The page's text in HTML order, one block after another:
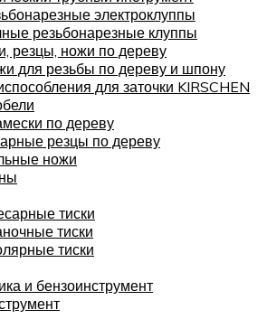
электроклуппы
резьбонарезные клуппы
резцы, ножи по дереву
для резьбы по дереву и шпону
для заточки KIRSCHEN
по дереву
резцы по дереву
ножи
тиски
тиски
тиски
и бензоинструмент